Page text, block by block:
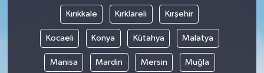
Kırıkkale Kırklareli Kırşehir
Kocaeli Konya Kütahya Malatya
Manisa Mardin Mersin Muğla